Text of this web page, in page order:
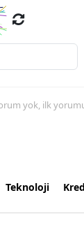
yok, ilk yorumu
Teknoloji